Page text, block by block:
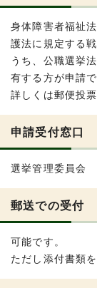
身体障害者福祉
護法に規定する
うち、公職選挙
有する方が申請で
詳しくは郵便投
申請受付窓口
選挙管理委員会
郵送での受付
可能です。
ただし添付書類